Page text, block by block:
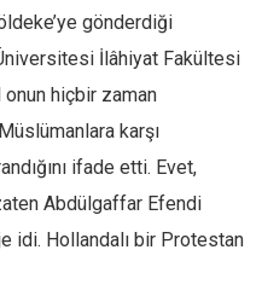
gönderdiği
İlâhiyat Fakültesi
hiçbir zaman
karşı
ifade etti. Evet,
Abdülgaffar Efendi
idi. Hollandalı bir Protestan